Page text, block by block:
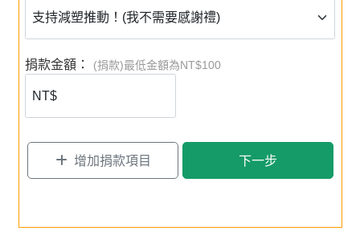
看「bb減塑大集合」世界減塑行動成果
捐款支持減塑推動，送您感謝好禮 ：
捐款金額： (捐款)最低金額為NT$100
增加捐款項目 下一步